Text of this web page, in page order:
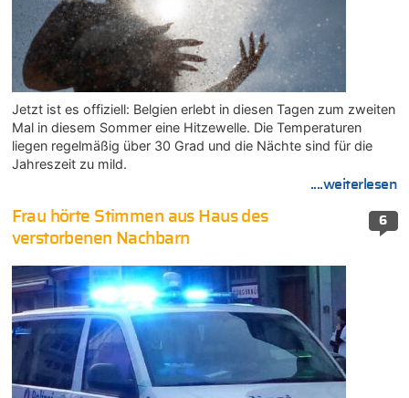
Jetzt ist es offiziell: Belgien erlebt in diesen Tagen zum zweiten
Mal in diesem Sommer eine Hitzewelle. Die Temperaturen
liegen regelmäßig über 30 Grad und die Nächte sind für die
Jahreszeit zu mild.
....weiterlesen
6
Frau hörte Stimmen aus Haus des
verstorbenen Nachbarn